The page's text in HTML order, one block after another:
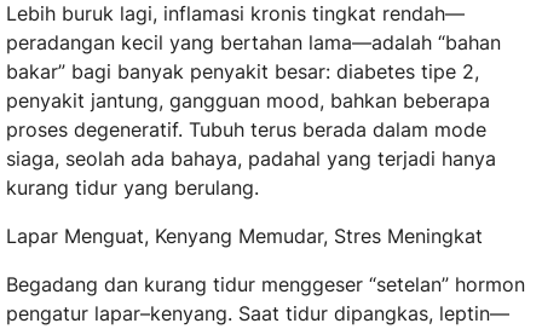
Lebih buruk lagi, inflamasi kronis tingkat rendah—
peradangan kecil yang bertahan lama—adalah “bahan
bakar” bagi banyak penyakit besar: diabetes tipe 2,
penyakit jantung, gangguan mood, bahkan beberapa
proses degeneratif. Tubuh terus berada dalam mode
siaga, seolah ada bahaya, padahal yang terjadi hanya
kurang tidur yang berulang.
Lapar Menguat, Kenyang Memudar, Stres Meningkat
Begadang dan kurang tidur menggeser “setelan” hormon
pengatur lapar–kenyang. Saat tidur dipangkas, leptin—